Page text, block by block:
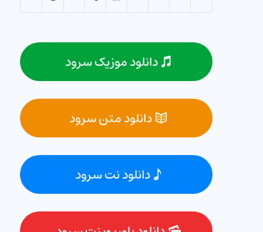
دانلود موزیک سرود
دانلود متن سرود
دانلود نت سرود